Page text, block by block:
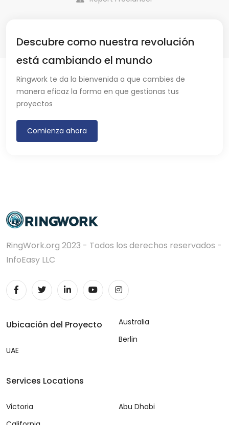
Descubre como nuestra revolución
está cambiando el mundo
Ringwork te da la bienvenida a que cambies de
manera eficaz la forma en que gestionas tus
proyectos
Comienza ahora
RingWork.org 2023 - Todos los derechos reservados -
InfoEasy LLC
Ubicación del Proyecto
UAE
Australia
Berlin
Services Locations
Victoria
Abu Dhabi